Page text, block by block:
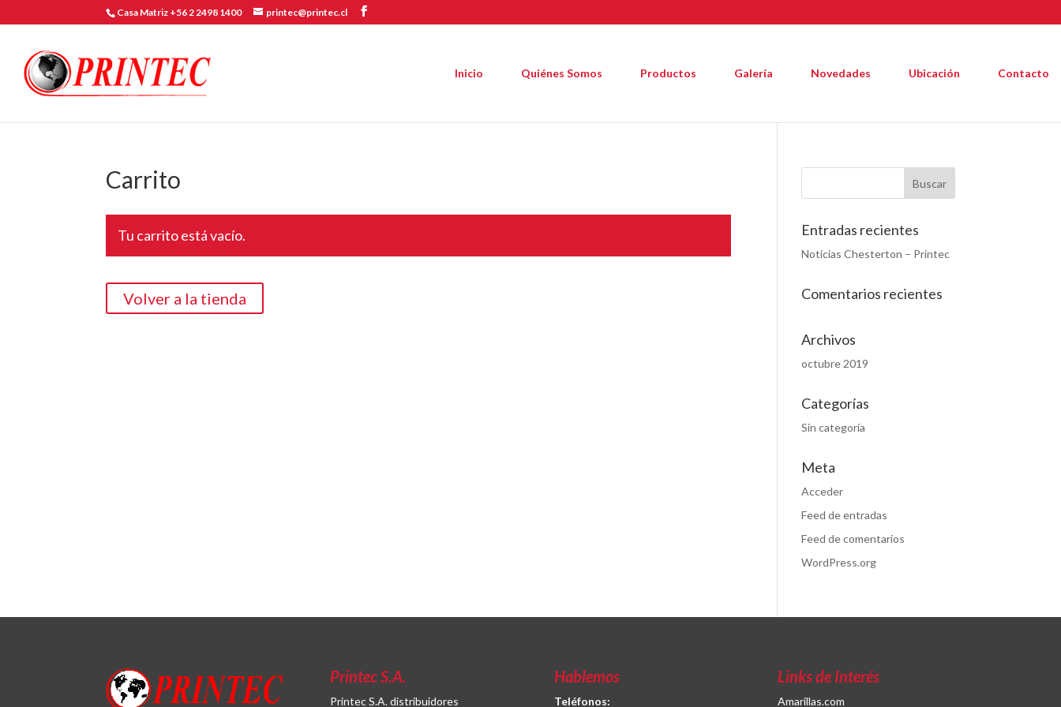
Casa Matriz +56 2 2498 1400 printec@printec.cl
Inicio Quiénes Somos Productos Galería Novedades Ubicación Contacto
Carrito
Tu carrito está vacío.
Volver a la tienda
Entradas recientes
Noticias Chesterton – Printec
Comentarios recientes
Archivos
octubre 2019
Categorías
Sin categoría
Meta
Acceder
Feed de entradas
Feed de comentarios
WordPress.org
Printec S.A.
Printec S.A. distribuidores
Hablemos
Teléfonos:
Links de Interés
Amarillas.com